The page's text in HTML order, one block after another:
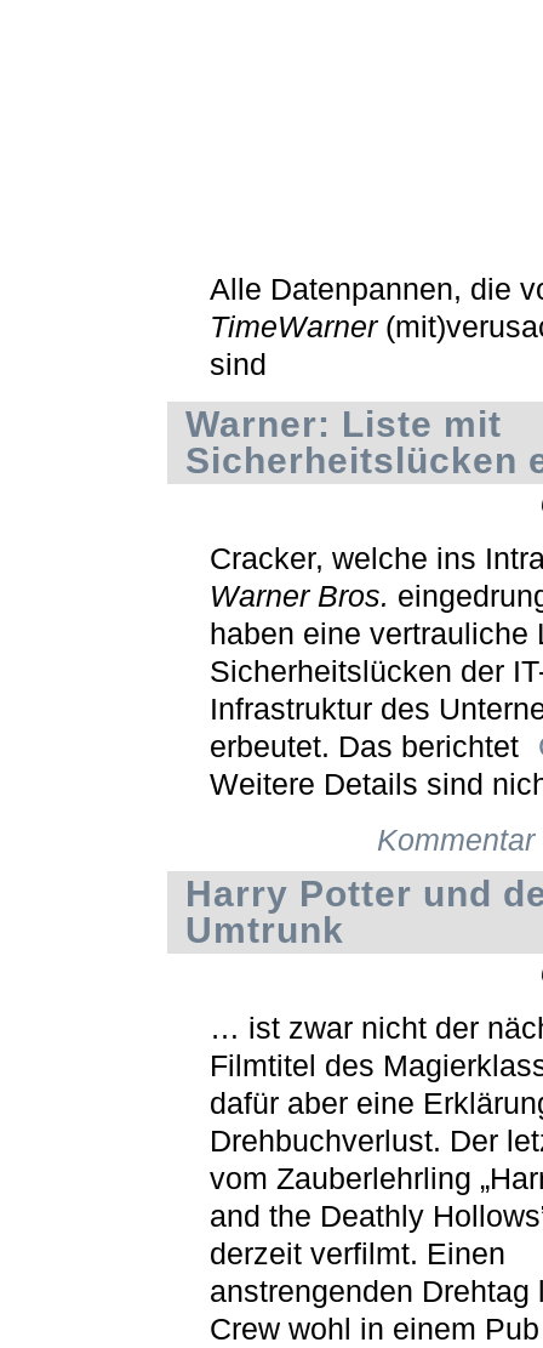
Alle Datenpannen, die
TimeWarner
sind
Warner: Liste mit
Sicherheitslücken
Cracker, welche ins
Warner Bros.
haben eine vertrauliche
Sicherheitslücken der
Infrastruktur des
erbeutet. Das berichtet
Weitere Details sind
Harry Potter und
Umtrunk
… ist zwar nicht der
Filmtitel des
dafür aber eine
Drehbuchverlust. Der
vom Zauberlehrling
and the Deathly
derzeit verfilmt. Einen
anstrengenden Drehtag
Crew wohl in einem Pub